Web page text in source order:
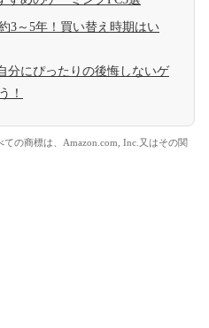
3～5年！買い替え時期はい
分にぴったりの後悔しないゲ
！
の商標は、Amazon.com, Inc.又はその関